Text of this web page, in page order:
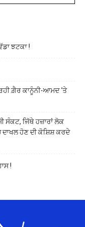
ਝਟਕਾ !
ਗ਼ੈਰ ਕਾਨੂੰਨੀ-ਆਮਦ ‘ਤੇ
ਸੰਕਟ, ਜਿੱਥੇ ਹਜ਼ਾਰਾਂ ਲੋਕ
ਦਾਖਲ ਹੋਣ ਦੀ ਕੋਸ਼ਿਸ਼ ਕਰਦੇ
!